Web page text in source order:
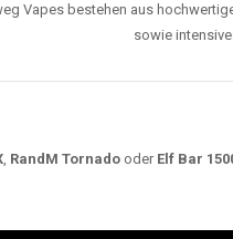
Vapes bestehen aus
sowie
, RandM Tornado oder Elf Bar